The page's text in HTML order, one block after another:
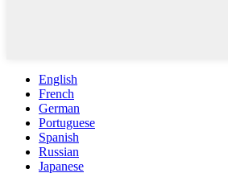
English
French
German
Portuguese
Spanish
Russian
Japanese